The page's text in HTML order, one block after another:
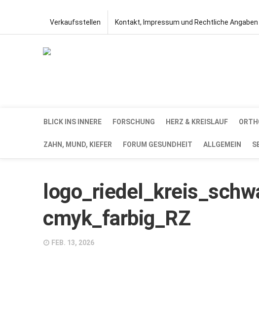
Verkaufsstellen Kontakt, Impressum und Rechtliche Angaben
BLICK INS INNERE FORSCHUNG HERZ & KREISLAUF
ZAHN, MUND, KIEFER FORUM GESUNDHEIT ALLGEMEIN
cmyk_farbig_RZ
FEB. 13, 2026